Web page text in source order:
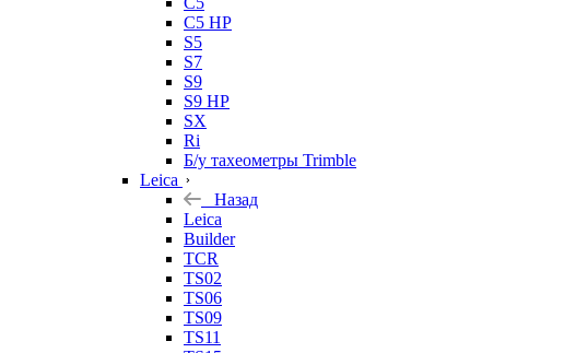
C5 HP
S5
S7
S9
S9 HP
SX
Ri
Б/у тахеометры Trimble
Leica
Назад
Leica
Builder
TCR
TS02
TS06
TS09
TS11